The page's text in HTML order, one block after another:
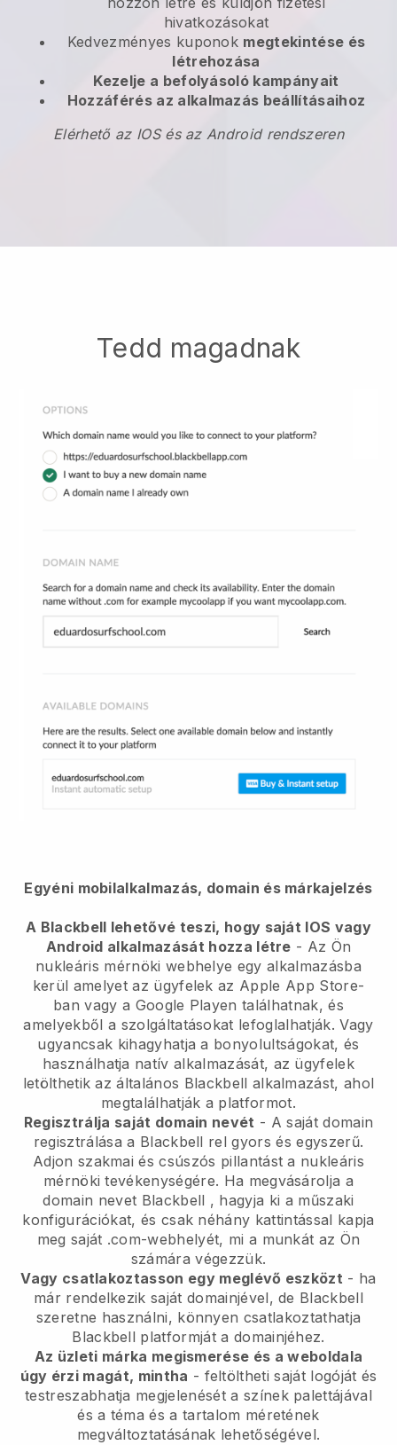
hivatkozásokat
Kedvezményes kuponok megtekintése és
létrehozása
Kezelje a befolyásoló kampányait
Hozzáférés az alkalmazás beállításaihoz
Elérhető az IOS és az Android rendszeren
Tedd magadnak
Egyéni mobilalkalmazás, domain és márkajelzés
A Blackbell lehetővé teszi, hogy saját IOS vagy
Android alkalmazását hozza létre - Az Ön
nukleáris mérnöki webhelye egy alkalmazásba
kerül amelyet az ügyfelek az Apple App Store-
ban vagy a Google Playen találhatnak, és
amelyekből a szolgáltatásokat lefoglalhatják. Vagy
ugyancsak kihagyhatja a bonyolultságokat, és
használhatja natív alkalmazását, az ügyfelek
letölthetik az általános Blackbell alkalmazást, ahol
megtalálhatják a platformot.
Regisztrálja saját domain nevét - A saját domain
regisztrálása a Blackbell rel gyors és egyszerű.
Adjon szakmai és csúszós pillantást a nukleáris
mérnöki tevékenységére. Ha megvásárolja a
domain nevet Blackbell , hagyja ki a műszaki
konfigurációkat, és csak néhány kattintással kapja
meg saját .com-webhelyét, mi a munkát az Ön
számára végezzük.
Vagy csatlakoztasson egy meglévő eszközt - ha
már rendelkezik saját domainjével, de Blackbell
szeretne használni, könnyen csatlakoztathatja
Blackbell platformját a domainjéhez.
Az üzleti márka megismerése és a weboldala
úgy érzi magát, mintha - feltöltheti saját logóját és
testreszabhatja megjelenését a színek palettájával
és a téma és a tartalom méretének
megváltoztatásának lehetőségével.